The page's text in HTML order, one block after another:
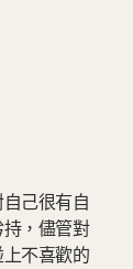
己很有自
，儘管對
不喜歡的